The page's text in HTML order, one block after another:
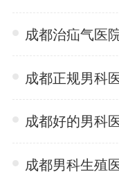
成都治疝气医
成都好的男科